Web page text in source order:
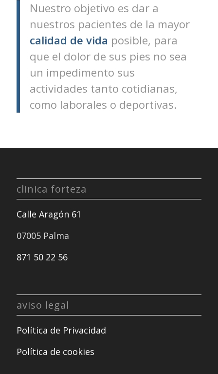
Nuestro objetivo es dar a
nuestros pacientes de la mayor
calidad de vida posible, para
que el dolor de sus pies no sea
un impedimento sus
actividades tanto cotidianas,
como laborales o deportivas.
clinica forteza
Calle Aragón 61
07005 Palma
871 50 22 56
aviso legal
Política de Privacidad
Política de cookies